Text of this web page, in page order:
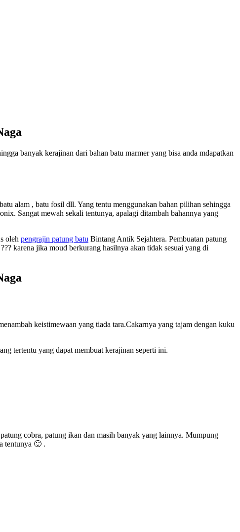
banyak kerajinan dari bahan batu marmer yang bisa anda mdapatkan
alam , batu fosil dll. Yang tentu menggunakan bahan pilihan sehingga
Sangat mewah sekali tentunya, apalagi ditambah bahannya yang
oleh pengrajin patung batu Bintang Antik Sejahtera. Pembuatan patung
karena jika moud berkurang hasilnya akan tidak sesuai yang di
keistimewaan yang tiada tara.Cakarnya yang tajam dengan kuku
tertentu yang dapat membuat kerajinan seperti ini.
cobra, patung ikan dan masih banyak yang lainnya. Mumpung
tentunya 🙂 .